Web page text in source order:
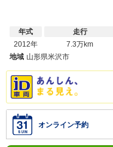
年式
2012年
走行
7.3万km
地域 山形県米沢市
オンライン予約